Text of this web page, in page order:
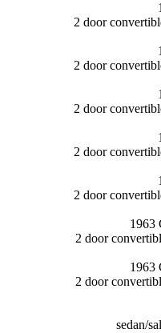
2 door
2 door
2 door
2 door
2 door
1963
2 door
1963
2 door
sedan/​